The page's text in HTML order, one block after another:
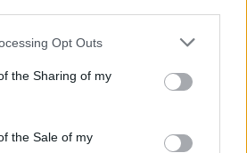
app uses one or more Google
usage behaviour. You may click to
Google and its third-party tags to
specified purposes in below Google
Opt Outs
the Sharing of my
the Sale of my
εδώ